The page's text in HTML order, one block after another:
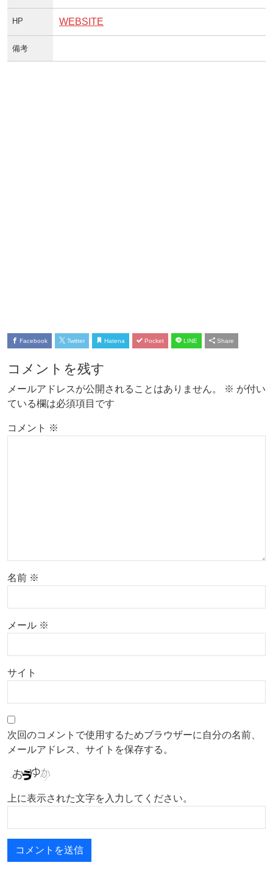
HP WEBSITE
備考
Facebook Twitter Hatena Pocket LINE Share
コメントを残す
メールアドレスが公開されることはありません。 ※ が付い
ている欄は必須項目です
コメント ※
名前 ※
メール ※
サイト
次回のコメントで使用するためブラウザーに自分の名前、
メールアドレス、サイトを保存する。
上に表示された文字を入力してください。